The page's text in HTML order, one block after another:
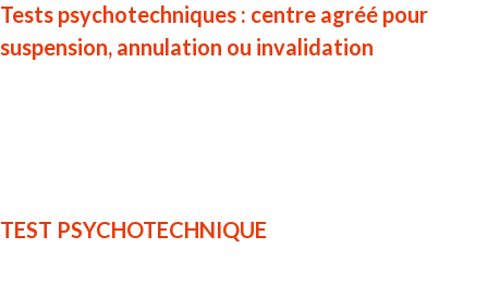
Tests psychotechniques : centre agréé pour
suspension, annulation ou invalidation
TEST PSYCHOTECHNIQUE